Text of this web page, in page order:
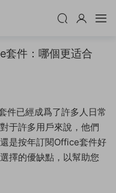
套件：哪個更适合
件已經成爲了許多人日常
于許多用戶來說，他們
是按年訂閱Office套件好
擇的優缺點，以幫助您